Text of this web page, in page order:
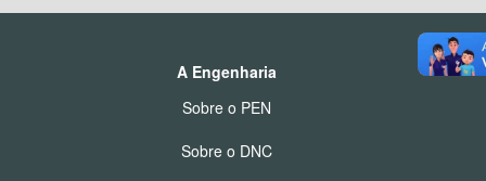
A Engenharia
Sobre o PEN
Sobre o DNC